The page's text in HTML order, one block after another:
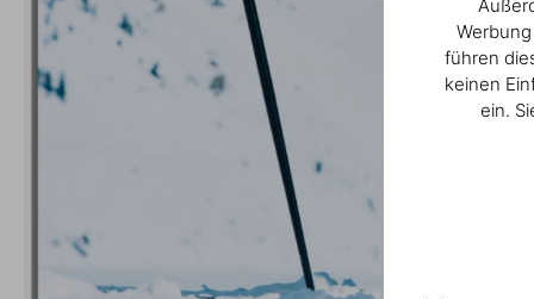
führen
keinen
ein.